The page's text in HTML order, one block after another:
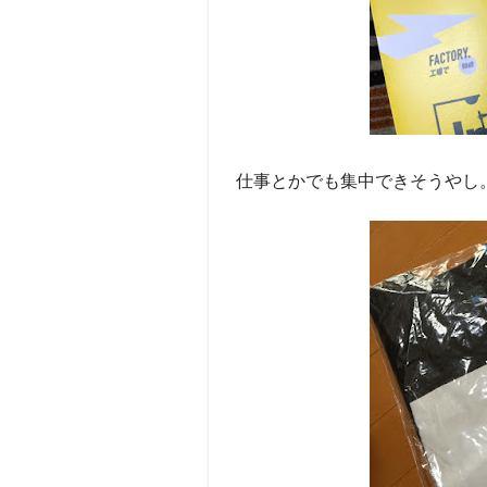
仕事とかでも集中できそうやし